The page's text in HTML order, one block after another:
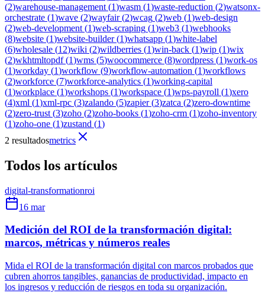
(2)warehouse-management (1)wasm (1)waste-reduction (2)watsonx-
orchestrate (1)wave (2)wayfair(2)wcag (2)web (1)web-design
(2)web-development (1)web-scraping (1)web3 (1)webhooks
(8)website (1)website-builder(1)whatsapp (1)white-label
(6)wholesale (12)wiki (2)wildberries (1)win-back (1)wip (1)wix
(2)wkhtmltopdf(1)wms (5)woocommerce (8)wordpress (1)work-os
(1)workday (1)workflow (9)workflow-automation (1)workflows
(2)workforce (7)workforce-analytics (1)working-capital
(1)workplace (1)workshops (1)workspace (1)wps-payroll (1)xero
(4)xml (1)xml-rpc (3)zalando (5)zapier(3)zatca (2)zero-downtime
(2)zero-trust (3)zoho (2)zoho-books (1)zoho-crm (1)zoho-inventory
(1)zoho-one (1)zustand (1)
2 resultadosmetrics
Todos los artículos
digital-transformationroi
16 mar
Medición del ROI de la transformación digital:
marcos, métricas y números reales
Mida el ROI de la transformación digital con marcos probados que
cubren ahorros tangibles, ganancias de productividad, impacto en
los ingresos y reducción de riesgos en toda su organización.